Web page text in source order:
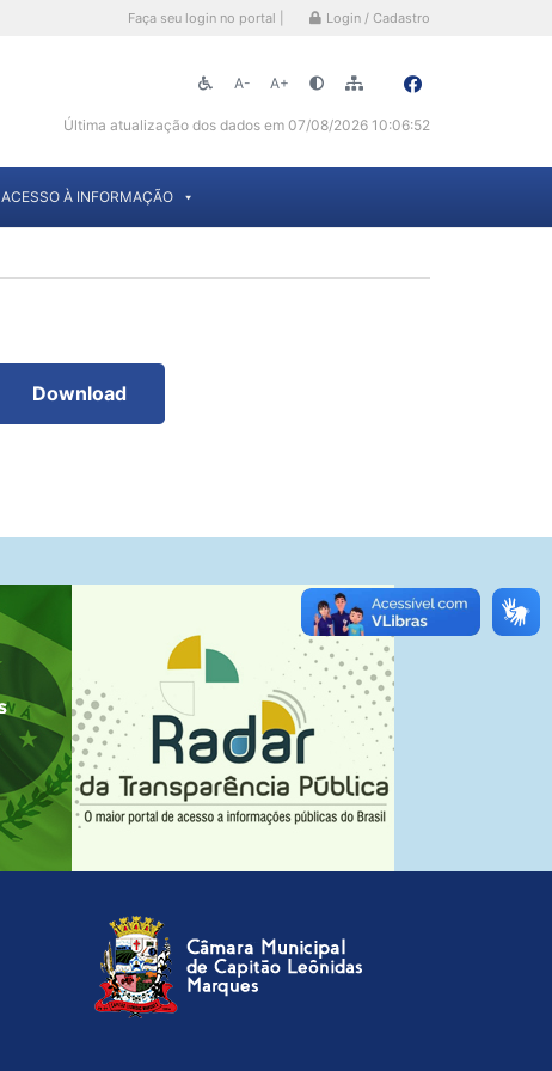
Faça seu login no portal | Login / Cadastro
A- A+
Última atualização dos dados em 07/08/2026 10:06:52
ACESSO À INFORMAÇÃO
Download